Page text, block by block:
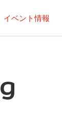
イベント情報